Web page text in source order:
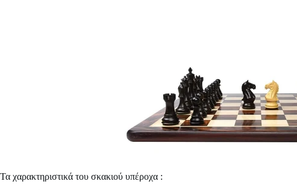
Τα χαρακτηριστικά του σκακιού υπέροχα :